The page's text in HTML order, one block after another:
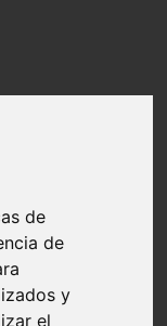
de
de
y
el